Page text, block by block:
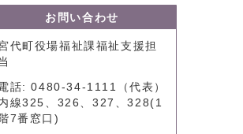
お問い合わせ
代町役場福祉課福祉支援担
話: 0480-34-1111（代表）
線325、326、327、328(1
階7番窓口)